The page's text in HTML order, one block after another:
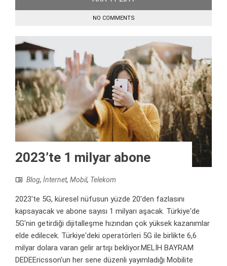
NO COMMENTS
2023’te 1 milyar abone
Blog, İnternet, Mobil, Telekom
2023'te 5G, küresel nüfusun yüzde 20'den fazlasını
kapsayacak ve abone sayısı 1 milyarı aşacak. Türkiye'de
5G'nin getirdiği dijitalleşme hızından çok yüksek kazanımlar
elde edilecek. Türkiye'deki operatörleri 5G ile birlikte 6,6
milyar dolara varan gelir artışı bekliyor.MELİH BAYRAM
DEDEEricsson'un her sene düzenli yayımladığı Mobilite